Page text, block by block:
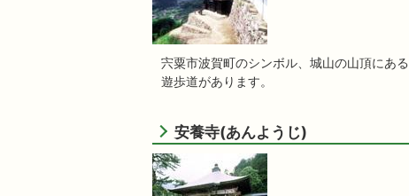
宍粟市波賀町のシンボル、城山の山頂にあ
遊歩道があります。
安養寺(あんようじ)